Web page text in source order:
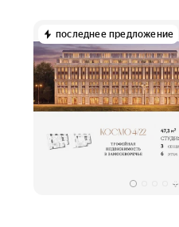
последнее предложение
+